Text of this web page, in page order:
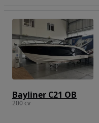
Bayliner C21 OB
200 cv